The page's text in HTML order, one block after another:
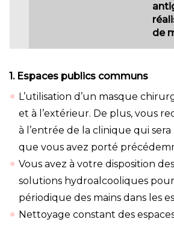
de
1. Espaces publics communs
L’utilisation d’un masque
et à l’extérieur. De plus, vous
à l’entrée de la clinique qui
que vous avez porté
Vous avez à votre disposition
solutions hydroalcooliques
périodique des mains dans les
Nettoyage constant des